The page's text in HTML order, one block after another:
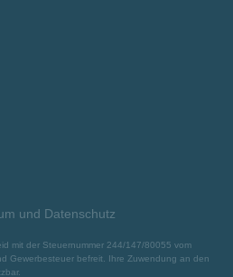
und Datenschutz
mit der Steuernummer 244/147/80055 vom
Gewerbesteuer befreit. Ihre Zuwendung an den